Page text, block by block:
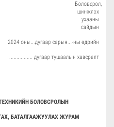
Боловсрол,
шинжлэх
ухааны
сайдын
2024 оны...дугаар сарын...-ны өдрийн
................ дугаар тушаалын хавсралт
БОЛОВСРОЛЫН
БАТАЛГААЖУУЛАХ ЖУРАМ